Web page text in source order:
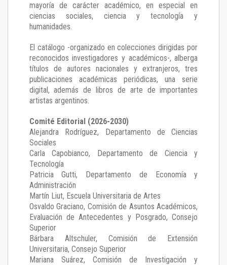
mayoría de carácter académico, en especial en
ciencias sociales, ciencia y tecnología y
humanidades.
El catálogo -organizado en colecciones dirigidas por
reconocidos investigadores y académicos-, alberga
títulos de autores nacionales y extranjeros, tres
publicaciones académicas periódicas, una serie
digital, además de libros de arte de importantes
artistas argentinos.
Comité Editorial (2026-2030)
Alejandra Rodríguez, Departamento de Ciencias
Sociales
Carla Capobianco, Departamento de Ciencia y
Tecnología
Patricia Gutti, Departamento de Economía y
Administración
Martín Liut, Escuela Universitaria de Artes
Osvaldo Graciano, Comisión de Asuntos Académicos,
Evaluación de Antecedentes y Posgrado, Consejo
Superior
Bárbara Altschuler, Comisión de Extensión
Universitaria, Consejo Superior
Mariana Suárez, Comisión de Investigación y